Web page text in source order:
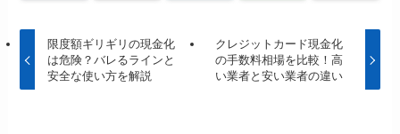
限度額ギリギリの現金化
は危険？バレるラインと
安全な使い方を解説
クレジットカード現金化
の手数料相場を比較！高
い業者と安い業者の違い